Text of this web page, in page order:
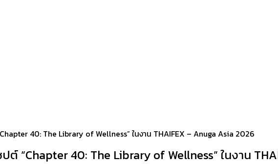
40: The Library of Wellness” ในงาน THAIFEX – Anuga Asia 2026
“Chapter 40: The Library of Wellness” ในงาน